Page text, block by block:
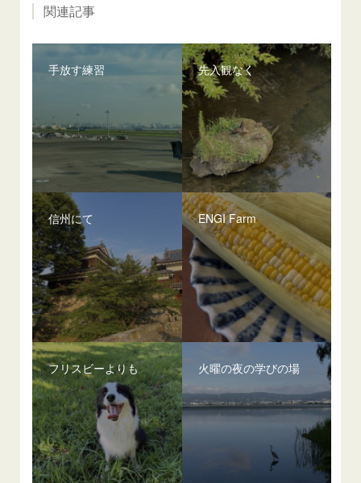
関連記事
手放す練習 先入観なく
信州にて ENGI Farm
フリスビーよりも 火曜の夜の学びの場